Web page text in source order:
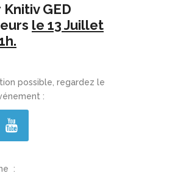
GED
le 13 Juillet
possible, regardez le
:
: